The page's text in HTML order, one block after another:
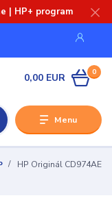
| HP+ program
Menu
0
0,00 EUR
HP Originál CD974AE